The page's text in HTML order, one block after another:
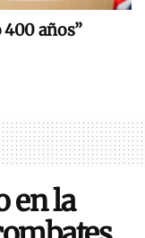
400 años”
en la